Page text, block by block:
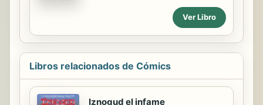
ruido y tiene los ojos verdes tirando
a marrones. Él no puede decírselo a
su familia, pero lo piensa en secreto.
Hasta que un día encuentra en el
de alas de hada de la talla de su
abuela.
Ver Libro
Libros relacionados de Cómics
Iznogud el infame